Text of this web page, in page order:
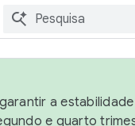
a
e quarto